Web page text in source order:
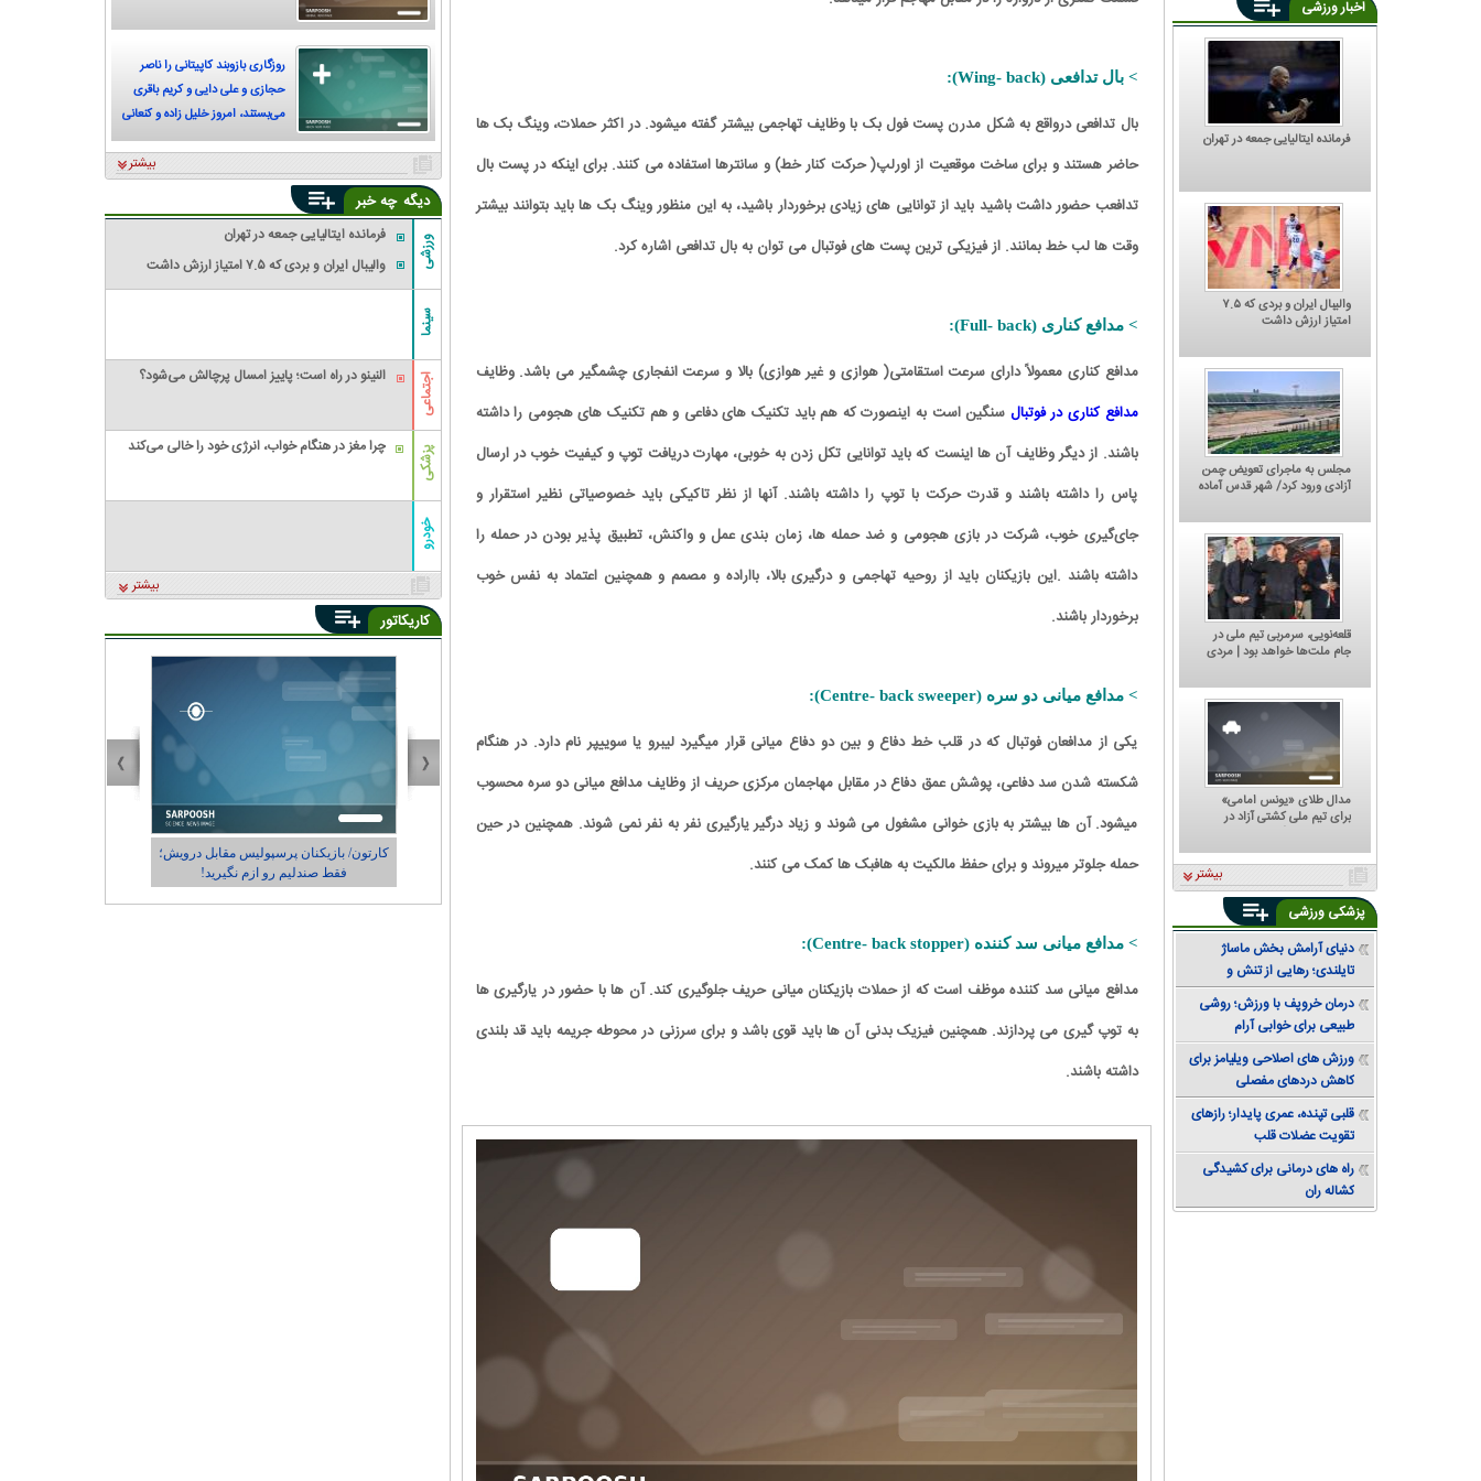
> بال تدافعی (Wing- back):
بال تدافعی درواقع به شکل مدرن پست فول بک با وظایف تهاجمی بیشتر گفته میشود. در اکثر حملات، وینگ بک ها
حاضر هستند و برای ساخت موقعیت از اورلپ( حرکت کنار خط) و سانترها استفاده می کنند. برای اینکه در پست بال
تدافعب حضور داشت باشید باید از توانایی های زیادی برخوردار باشید، به این منظور وینگ بک ها باید بتوانند بیشتر
وقت ها لب خط بمانند. از فیزیکی ترین پست های فوتبال می توان به بال تدافعی اشاره کرد.
> مدافع کناری (Full- back):
مدافع کناری معمولاً دارای سرعت استقامتی( هوازی و غیر هوازی) بالا و سرعت انفجاری چشمگیر می باشد. وظایف
مدافع کناری در فوتبال سنگین است به اینصورت که هم باید تکنیک های دفاعی و هم تکنیک های هجومی را داشته
باشند. از دیگر وظایف آن ها اینست که باید توانایی تکل زدن به خوبی، مهارت دریافت توپ و کیفیت خوب در ارسال
پاس را داشته باشند و قدرت حرکت با توپ را داشته باشند. آنها از نظر تاکیکی باید خصوصیاتی نظیر استقرار و
جای‌گیری خوب، شرکت در بازی هجومی و ضد حمله ها، زمان بندی عمل و واکنش، تطبیق پذیر بودن در حمله را
داشته باشند .این بازیکنان باید از روحیه تهاجمی و درگیری بالا، بااراده و مصمم و همچنين اعتماد به نفس خوب
برخوردار باشند.
> مدافع میانی دو سره (Centre- back sweeper):
یکی از مدافعان فوتبال که در قلب خط دفاع و بین دو دفاع میانی قرار میگیرد لیبرو یا سوییپر نام دارد. در هنگام
شکسته شدن سد دفاعی، پوشش عمق دفاع در مقابل مهاجمان مرکزی حریف از وظایف مدافع میانی دو سره محسوب
میشود. آن ها بیشتر به بازی خوانی مشغول می شوند و زیاد درگیر یارگیری نفر به نفر نمی شوند. همچنین در حین
حمله جلوتر میروند و برای حفظ مالکیت به هافبک ها کمک می کنند.
> مدافع میانی سد کننده (Centre- back stopper):
مدافع میانی سد کننده موظف است که از حملات بازیکنان میانی حریف جلوگیری کند. آن ها با حضور در یارگیری ها
به توپ گیری می پردازند. همچنین فیزیک بدنی آن ها باید قوی باشد و برای سرزنی در محوطه جریمه باید قد بلندی
داشته باشند.
روزگاری بازوبند کاپیتانی را ناصر
حجازی و علی دایی و کریم باقری
می‌بستند، امروز خلیل زاده و کنعانی
زادگان
بیشتر
دیگه چه خبر
ورزشی
فرمانده ایتالیایی جمعه در تهران
والیبال ایران و بردی که ۷.۵ امتیاز ارزش داشت
سینما
اجتماعی النینو در راه است؛ پاییز امسال پرچالش می‌شود؟
پزشکی چرا مغز در هنگام خواب، انرژی خود را خالی می‌کند
خودرو
بیشتر
کاریکاتور
کاریکاتور/ کتاب 'چگونه قهر کنیم؟' جدیدترین
اثر یحیی گل‌محمدی
شکایت از کجاست؟
کارتون/ بازیکنان پرسپولیس مقابل درویش؛
فقط صندلیم رو ازم نگیرید!
اخبار ورزشی
فرمانده ایتالیایی جمعه در تهران
والیبال ایران و بردی که ۷.۵
امتیاز ارزش داشت
مجلس به ماجرای تعویض چمن
آزادی ورود کرد/ شهر قدس آماده
پرسپولیس
قلعه‌نویی، سرمربی تیم ملی در
جام ملت‌ها خواهد بود | مردی
پشت مهدی تاج به کجا گرم
است؟
مدال طلای «یونس امامی»
برای تیم ملی کشتی آزاد در
بیشتر
پزشکی ورزشی
دنیای آرامش بخش ماساژ
تایلندی؛ رهایی از تنش و
دستیابی به تعادل
درمان خروپف با ورزش؛ روشی
طبیعی برای خوابی آرام
ورزش های اصلاحی ویلیامز برای
کاهش دردهای مفصلی
قلبی تپنده، عمری پایدار؛ رازهای
تقویت عضلات قلب
راه های درمانی برای کشیدگی
کشاله ران